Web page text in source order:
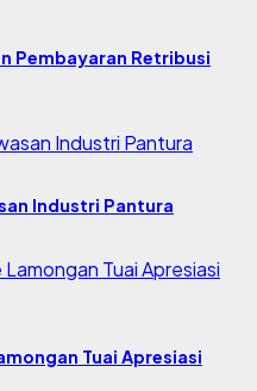
Pembayaran Retribusi
Industri Pantura
Tuai Apresiasi